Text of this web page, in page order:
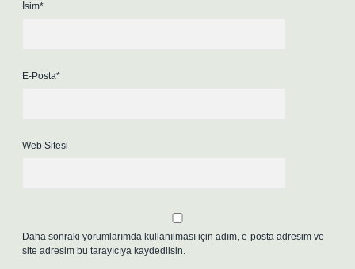
İsim*
E-Posta*
Web Sitesi
Daha sonraki yorumlarımda kullanılması için adım, e-posta adresim ve
site adresim bu tarayıcıya kaydedilsin.